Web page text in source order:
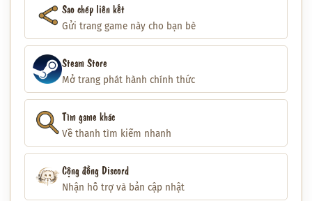
Sao chép liên kết
Gửi trang game này cho bạn bè
Steam Store
Mở trang phát hành chính thức
Tìm game khác
Về thanh tìm kiếm nhanh
Cộng đồng Discord
Nhận hỗ trợ và bản cập nhật